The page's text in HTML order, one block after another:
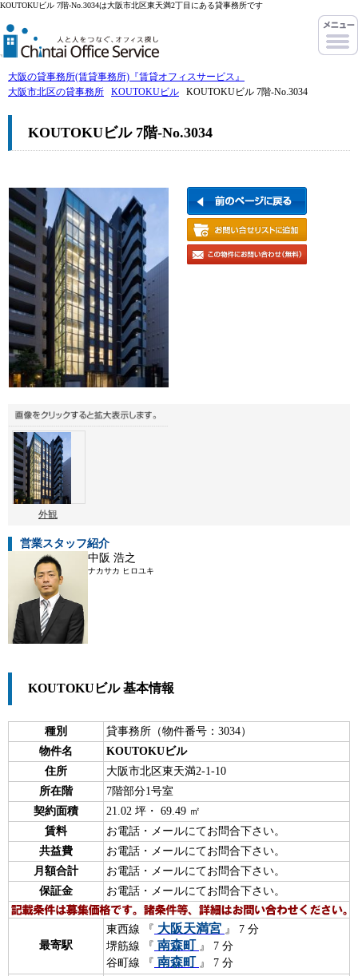
KOUTOKUビル 7階-No.3034は大阪市北区東天満2丁目にある貸事務所です
大阪の貸事務所(賃貸事務所)『賃貸オフィスサービス』
大阪市北区の貸事務所
KOUTOKUビル KOUTOKUビル 7階-No.3034
KOUTOKUビル 7階-No.3034
外観
営業スタッフ紹介
中阪 浩之
ナカサカ ヒロユキ
KOUTOKUビル 基本情報
種別
貸事務所（物件番号：3034）
物件名
KOUTOKUビル
住所
大阪市北区東天満2-1-10
所在階
7階部分1号室
契約面積
21.02 坪・ 69.49 ㎡
賃料
お電話・メールにてお問合下さい。
共益費
お電話・メールにてお問合下さい。
月額合計
お電話・メールにてお問合下さい。
保証金
お電話・メールにてお問合下さい。
最寄駅
東西線 『 大阪天満宮 』 7 分
堺筋線 『 南森町 』 7 分
谷町線 『 南森町 』 7 分